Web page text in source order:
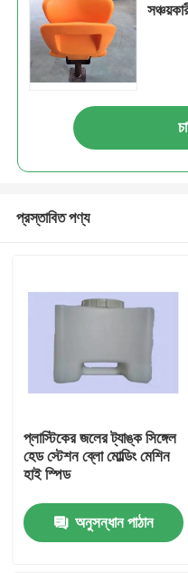
প্রস্তাবিত পণ্য
প্লাস্টিকের জলের ট্যাঙ্ক সিঙ্গেল
হেড স্টেশন ব্লো মোল্ডিং মেশিন
হাই স্পিড
অনুসন্ধান পাঠান